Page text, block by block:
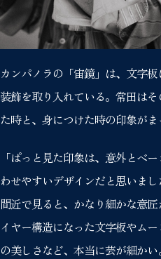
カンパノラの「宙鏡」は、文字
装飾を取り入れている。常田は
た時と、身につけた時の印象が
「ぱっと見た印象は、意外とベ
わせやすいデザインだと思いま
間近で見ると、かなり細かな意
イヤー構造になった文字板やム
の美しさなど、本当に芸が細か